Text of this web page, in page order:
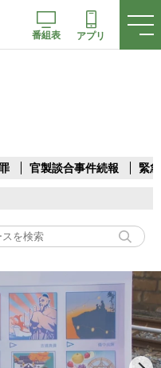
番組表 アプリ
官製談合事件続報 緊